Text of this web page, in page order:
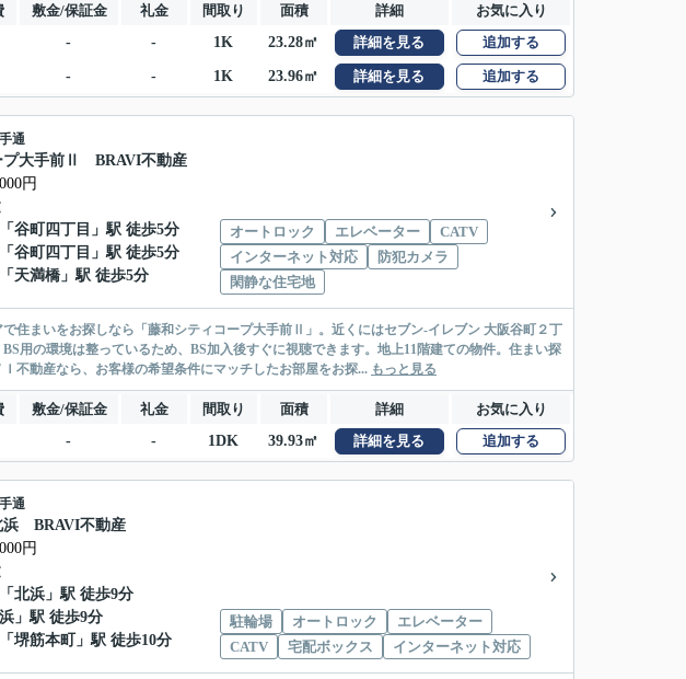
敷金/保証金 礼金 間取り 面積 詳細
お気に入り
- - 1K 23.28㎡ 詳細を見る 追加する
- - 1K 23.96㎡ 詳細を見る 追加する
通
プ大手前Ⅱ BRAVI不動産
円
「 谷町四丁目 」駅 徒歩5分
「 谷町四丁目 」駅 徒歩5分
「 天満橋 」駅 徒歩5分
オートロック エレベーター
CATV
インターネット対応
防犯カメラ
閑静な住宅地
住まいをお探しなら「藤和シティコープ大手前Ⅱ」。近くにはセブン-イレブン 大阪谷町２丁
用の環境は整っているため、BS加入後すぐに視聴できます。地上11階建ての物件。住まい探
不動産なら、お客様の希望条件にマッチしたお部屋をお探... もっと見る
敷金/保証金 礼金 間取り 面積 詳細
お気に入り
- - 1DK 39.93㎡ 詳細を見る 追加する
通
浜 BRAVI不動産
円
「 北浜 」駅 徒歩9分
」駅 徒歩9分
「 堺筋本町 」駅 徒歩10分
駐輪場 オートロック
エレベーター
CATV
宅配ボックス インターネット対応